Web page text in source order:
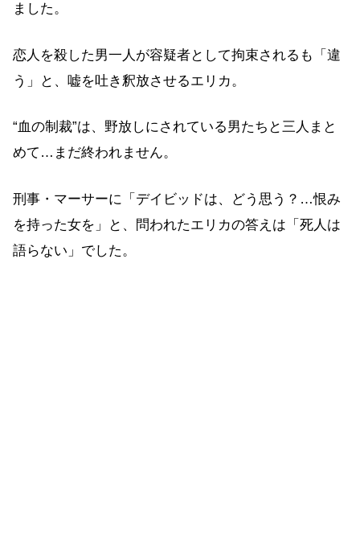
ました。
恋人を殺した男一人が容疑者として拘束されるも「違
う」と、嘘を吐き釈放させるエリカ。
“血の制裁”は、野放しにされている男たちと三人まと
めて…まだ終われません。
刑事・マーサーに「デイビッドは、どう思う？…恨み
を持った女を」と、問われたエリカの答えは「死人は
語らない」でした。